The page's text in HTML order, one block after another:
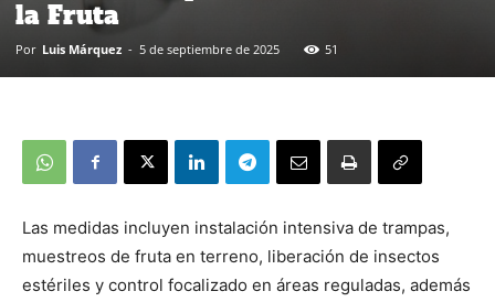
la Fruta
Por Luis Márquez - 5 de septiembre de 2025 51
Las medidas incluyen instalación intensiva de trampas,
muestreos de fruta en terreno, liberación de insectos
estériles y control focalizado en áreas reguladas, además